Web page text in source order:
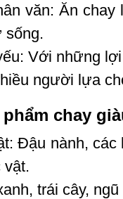
văn: Ăn chay
sống.
Với những
người lựa
chay
Đậu nành, các
vật.
trái cây,